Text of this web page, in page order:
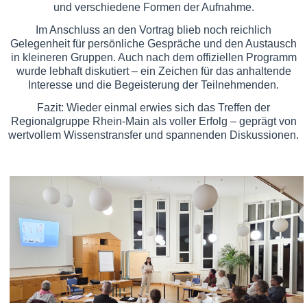
und verschiedene Formen der Aufnahme.
Im Anschluss an den Vortrag blieb noch reichlich
Gelegenheit für persönliche Gespräche und den Austausch
in kleineren Gruppen. Auch nach dem offiziellen Programm
wurde lebhaft diskutiert – ein Zeichen für das anhaltende
Interesse und die Begeisterung der Teilnehmenden.
Fazit: Wieder einmal erwies sich das Treffen der
Regionalgruppe Rhein-Main als voller Erfolg – geprägt von
wertvollem Wissenstransfer und spannenden Diskussionen.